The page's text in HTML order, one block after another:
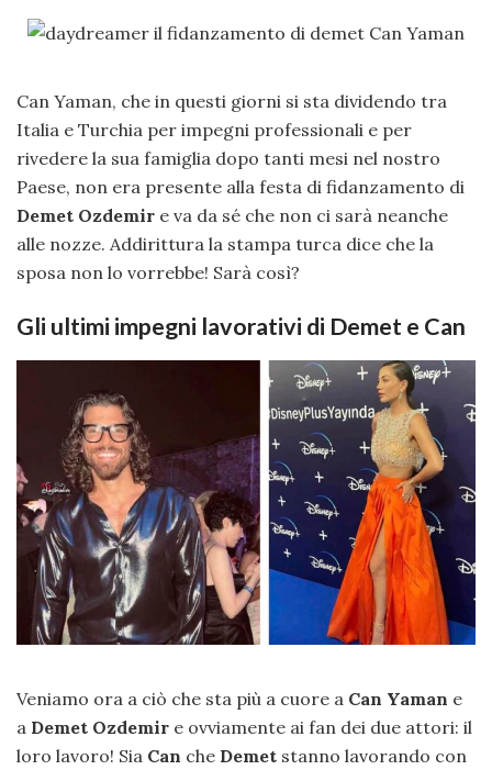
Can Yaman, che in questi giorni si sta dividendo tra
Italia e Turchia per impegni professionali e per
rivedere la sua famiglia dopo tanti mesi nel nostro
Paese, non era presente alla festa di fidanzamento di
Demet Ozdemir e va da sé che non ci sarà neanche
alle nozze. Addirittura la stampa turca dice che la
sposa non lo vorrebbe! Sarà così?
Gli ultimi impegni lavorativi di Demet e Can
Veniamo ora a ciò che sta più a cuore a Can Yaman e
a Demet Ozdemir e ovviamente ai fan dei due attori: il
loro lavoro! Sia Can che Demet stanno lavorando con